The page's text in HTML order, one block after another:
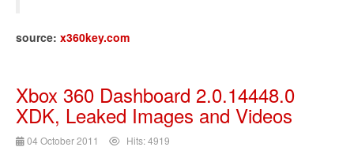
source: x360key.com
Xbox 360 Dashboard 2.0.14448.0
XDK, Leaked Images and Videos
04 October 2011 Hits: 4919